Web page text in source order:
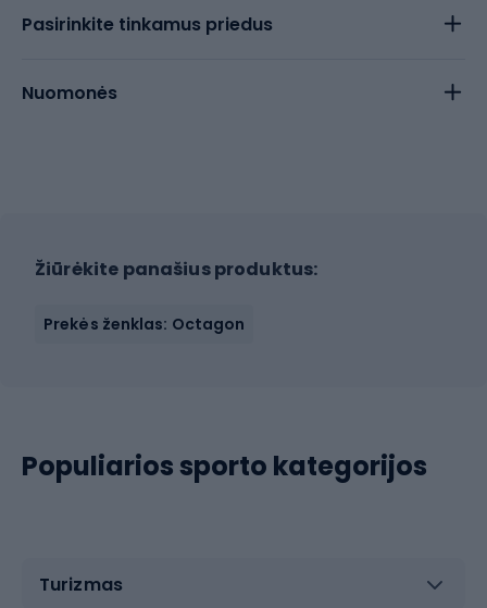
Pasirinkite tinkamus priedus
Nuomonės
Žiūrėkite panašius produktus:
Prekės ženklas: Octagon
Populiarios sporto kategorijos
Turizmas